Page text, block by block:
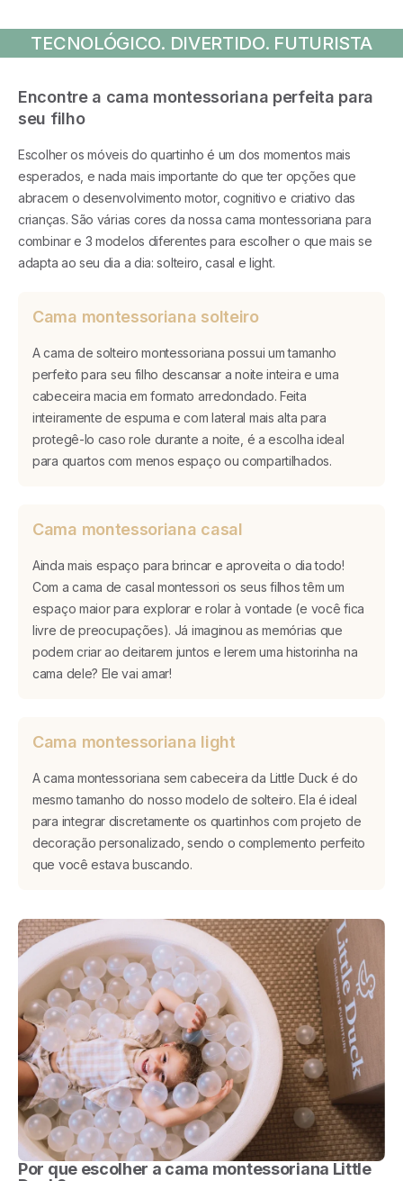
TECNOLÓGICO. DIVERTIDO. FUTURISTA
Encontre a cama montessoriana perfeita para
seu filho
Escolher os móveis do quartinho é um dos momentos mais
esperados, e nada mais importante do que ter opções que
abracem o desenvolvimento motor, cognitivo e criativo das
crianças. São várias cores da nossa cama montessoriana para
combinar e 3 modelos diferentes para escolher o que mais se
adapta ao seu dia a dia: solteiro, casal e light.
Cama montessoriana solteiro
A cama de solteiro montessoriana possui um tamanho
perfeito para seu filho descansar a noite inteira e uma
cabeceira macia em formato arredondado. Feita
inteiramente de espuma e com lateral mais alta para
protegê-lo caso role durante a noite, é a escolha ideal
para quartos com menos espaço ou compartilhados.
Cama montessoriana casal
Ainda mais espaço para brincar e aproveita o dia todo!
Com a cama de casal montessori os seus filhos têm um
espaço maior para explorar e rolar à vontade (e você fica
livre de preocupações). Já imaginou as memórias que
podem criar ao deitarem juntos e lerem uma historinha na
cama dele? Ele vai amar!
Cama montessoriana light
A cama montessoriana sem cabeceira da Little Duck é do
mesmo tamanho do nosso modelo de solteiro. Ela é ideal
para integrar discretamente os quartinhos com projeto de
decoração personalizado, sendo o complemento perfeito
que você estava buscando.
Por que escolher a cama montessoriana Little